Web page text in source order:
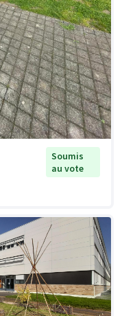
Soumis
au vote